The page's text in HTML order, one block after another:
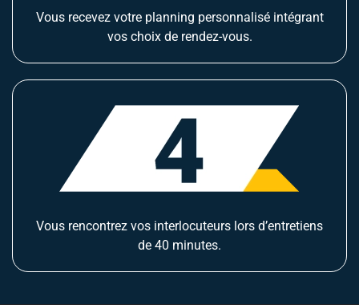
Vous recevez votre planning personnalisé intégrant
vos choix de rendez-vous.
Vous rencontrez vos interlocuteurs lors d’entretiens
de 40 minutes.